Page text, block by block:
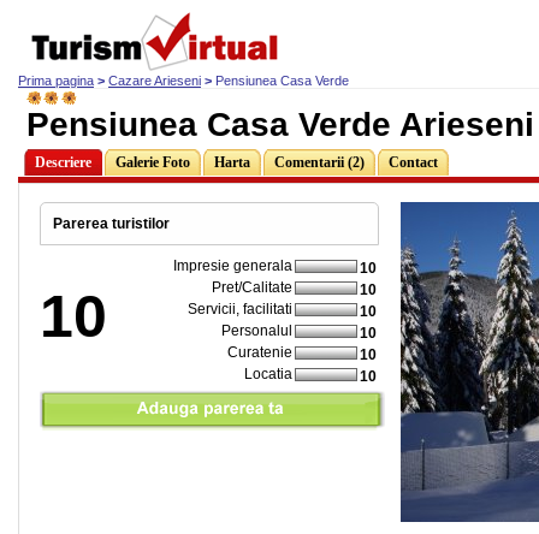
Prima pagina > Cazare Arieseni > Pensiunea Casa Verde
Pensiunea Casa Verde Arieseni
Descriere Galerie Foto Harta Comentarii (2) Contact
Parerea turistilor
10
Impresie generala
10
Pret/Calitate
10
Servicii, facilitati
10
Personalul
10
Curatenie
10
Locatia
10